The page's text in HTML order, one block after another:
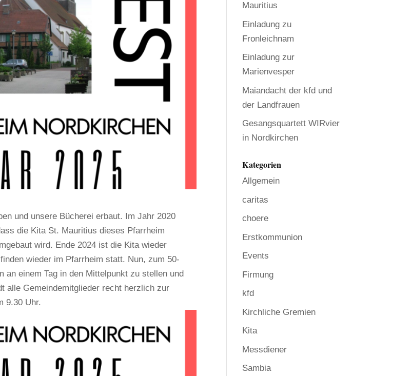
und unsere Bücherei erbaut. Im Jahr 2020
die Kita St. Mauritius dieses Pfarrheim
wird. Ende 2024 ist die Kita wieder
wieder im Pfarrheim statt. Nun, zum 50-
einem Tag in den Mittelpunkt zu stellen und
alle Gemeindemitglieder recht herzlich zur
9.30 Uhr.
Mauritius
Einladung zu
Fronleichnam
Einladung zur
Marienvesper
Maiandacht der kfd und
der Landfrauen
Gesangsquartett WIRvier
in Nordkirchen
Kategorien
Allgemein
caritas
choere
Erstkommunion
Events
Firmung
kfd
Kirchliche Gremien
Kita
Messdiener
Sambia